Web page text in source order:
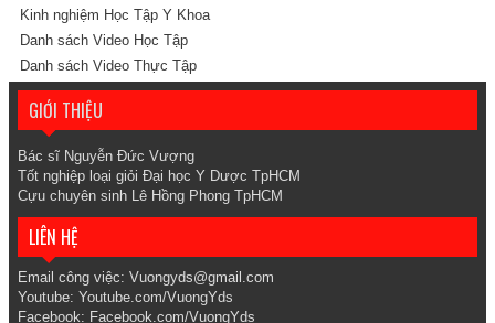
Kinh nghiệm Học Tập Y Khoa
Danh sách Video Học Tập
Danh sách Video Thực Tập
GIỚI THIỆU
Bác sĩ Nguyễn Đức Vượng
Tốt nghiệp loại giỏi Đại học Y Dược TpHCM
Cựu chuyên sinh Lê Hồng Phong TpHCM
LIÊN HỆ
Email công việc: Vuongyds@gmail.com
Youtube: Youtube.com/VuongYds
Facebook: Facebook.com/VuongYds